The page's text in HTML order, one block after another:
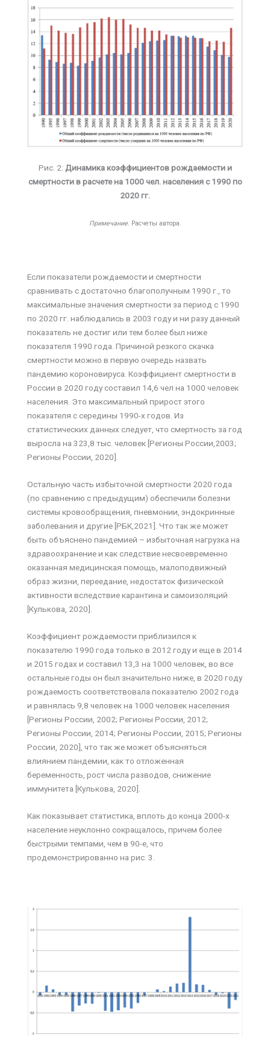
Рис. 2: Динамика коэффициентов рождаемости и
смертности в расчете на 1000 чел. населения с 1990 по
2020 гг.
Примечание. Расчеты автора.
Если показатели рождаемости и смертности
сравнивать с достаточно благополучным 1990 г., то
максимальные значения смертности за период с 1990
по 2020 гг. наблюдались в 2003 году и ни разу данный
показатель не достиг или тем более был ниже
показателя 1990 года. Причиной резкого скачка
смертности можно в первую очередь назвать
пандемию короновируса. Коэффициент смертности в
России в 2020 году составил 14,6 чел на 1000 человек
населения. Это максимальный прирост этого
показателя с середины 1990-х годов. Из
статистических данных следует, что смертность за год
выросла на 323,8 тыс. человек [Регионы России,2003;
Регионы России, 2020].
Остальную часть избыточной смертности 2020 года
(по сравнению с предыдущим) обеспечили болезни
системы кровообращения, пневмонии, эндокринные
заболевания и другие [РБК,2021]. Что так же может
быть объяснено пандемией – избыточная нагрузка на
здравоохранение и как следствие несвоевременно
оказанная медицинская помощь, малоподвижный
образ жизни, переедание, недостаток физической
активности вследствие карантина и самоизоляций
[Кулькова, 2020].
Коэффициент рождаемости приблизился к
показателю 1990 года только в 2012 году и еще в 2014
и 2015 годах и составил 13,3 на 1000 человек, во все
остальные годы он был значительно ниже, в 2020 году
рождаемость соответствовала показателю 2002 года
и равнялась 9,8 человек на 1000 человек населения
[Регионы России, 2002; Регионы России, 2012;
Регионы России, 2014; Регионы России, 2015; Регионы
России, 2020], что так же может объясняться
влиянием пандемии, как то отложенная
беременность, рост числа разводов, снижение
иммунитета [Кулькова, 2020].
Как показывает статистика, вплоть до конца 2000-х
население неуклонно сокращалось, причем более
быстрыми темпами, чем в 90-е, что
продемонстрированно на рис. 3.